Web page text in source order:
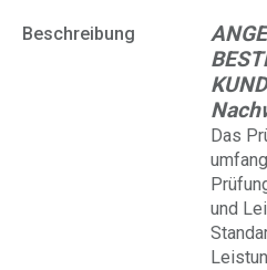
Beschreibung
Das
und